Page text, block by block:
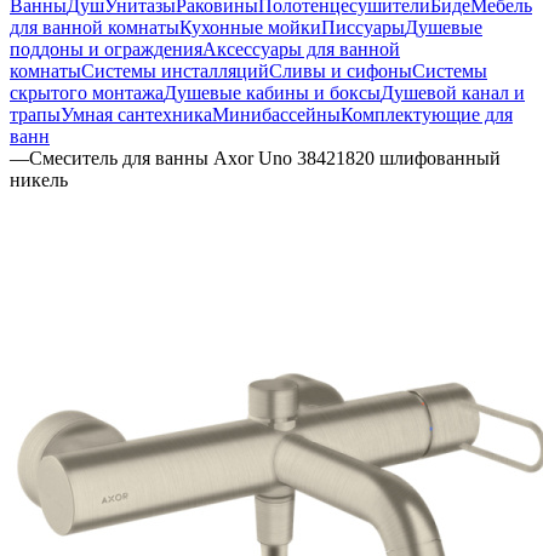
ВанныДушУнитазыРаковиныПолотенцесушителиБидеМебель
для ванной комнатыКухонные мойкиПиссуарыДушевые
поддоны и огражденияАксессуары для ванной
комнатыСистемы инсталляцийСливы и сифоныСистемы
скрытого монтажаДушевые кабины и боксыДушевой канал и
трапыУмная сантехникаМинибассейныКомплектующие для
ванн
—Смеситель для ванны Axor Uno 38421820 шлифованный
никель